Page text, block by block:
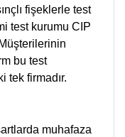
fişeklerle test
test kurumu CIP
bu test
tek firmadır.
muhafaza